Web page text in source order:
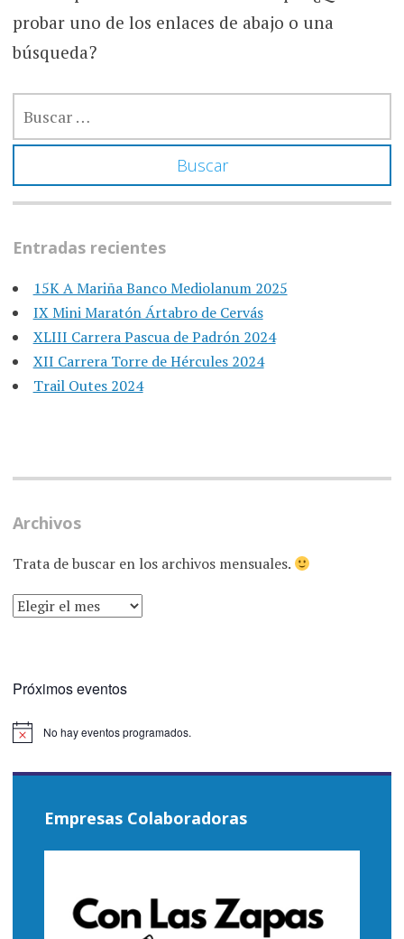
probar uno de los enlaces de abajo o una
búsqueda?
Entradas recientes
15K A Mariña Banco Mediolanum 2025
IX Mini Maratón Ártabro de Cervás
XLIII Carrera Pascua de Padrón 2024
XII Carrera Torre de Hércules 2024
Trail Outes 2024
Archivos
Trata de buscar en los archivos mensuales.
ARCHIVOS
Próximos eventos
Aviso No hay eventos programados.
Empresas Colaboradoras